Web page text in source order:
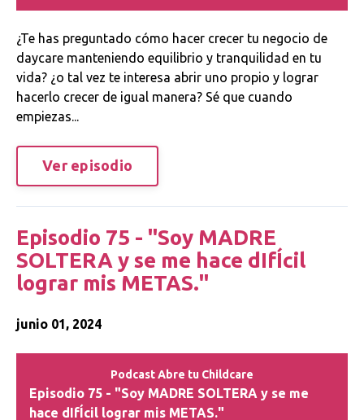
¿Te has preguntado cómo hacer crecer tu negocio de
daycare manteniendo equilibrio y tranquilidad en tu
vida? ¿o tal vez te interesa abrir uno propio y lograr
hacerlo crecer de igual manera? Sé que cuando
empiezas...
Ver episodio
Episodio 75 - "Soy MADRE
SOLTERA y se me hace dIfÍcil
lograr mis METAS."
junio 01, 2024